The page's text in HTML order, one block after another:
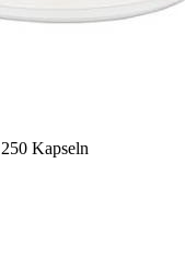
Kapseln